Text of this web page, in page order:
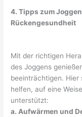
4. Tipps zum
Rückengesundheit
Mit der richtigen
des Joggens
beeinträchtigen. Hier
helfen, auf eine
unterstützt:
a. Aufwärmen und